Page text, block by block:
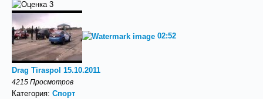
02:52
Drag Tiraspol 15.10.2011
4215 Просмотров
Категория: Спорт